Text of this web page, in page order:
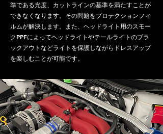
準である光度、カットラインの基準を満たすことが
できなくなります。その問題をプロテクションフィ
ルムが解決します。また、ヘッドライト用のスモー
クPPFによってヘッドライトやテールライトのブラ
ックアウトなどライトを保護しながらドレスアップ
を楽しむことが可能です。